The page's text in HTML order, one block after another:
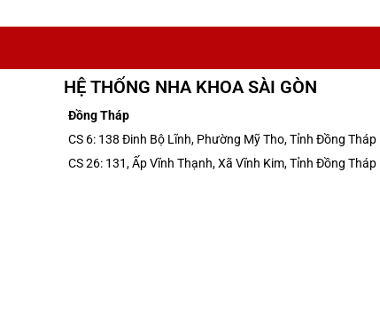
HỆ THỐNG NHA KHOA SÀI GÒN
Đồng Tháp
CS 6: 138 Đinh Bộ Lĩnh, Phường Mỹ Tho, Tỉnh Đồng Tháp
CS 26: 131, Ấp Vĩnh Thạnh, Xã Vĩnh Kim, Tỉnh Đồng Tháp